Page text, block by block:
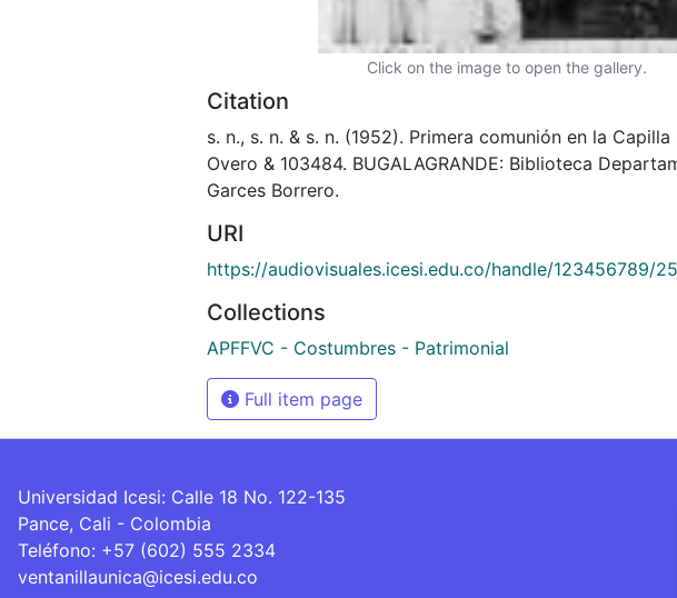
Click on the image to open the gallery.
Citation
s. n., s. n. & s. n. (1952). Primera comunión en la
Overo & 103484. BUGALAGRANDE: Biblioteca
Garces Borrero.
URI
https://audiovisuales.icesi.edu.co/handle/123456789/
Collections
APFFVC - Costumbres - Patrimonial
Full item page
Universidad Icesi: Calle 18 No. 122-135
Pance, Cali - Colombia
Teléfono: +57 (602) 555 2334
ventanillaunica@icesi.edu.co